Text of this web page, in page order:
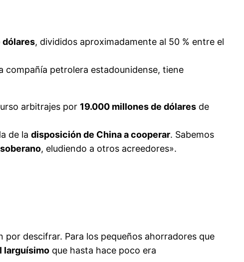
dólares, divididos aproximadamente al 50 % entre el
compañía petrolera estadounidense, tiene
arbitrajes por 19.000 millones de dólares de
de la disposición de China a cooperar. Sabemos
, eludiendo a otros acreedores».
descifrar. Para los pequeños ahorradores que
larguísimo que hasta hace poco era